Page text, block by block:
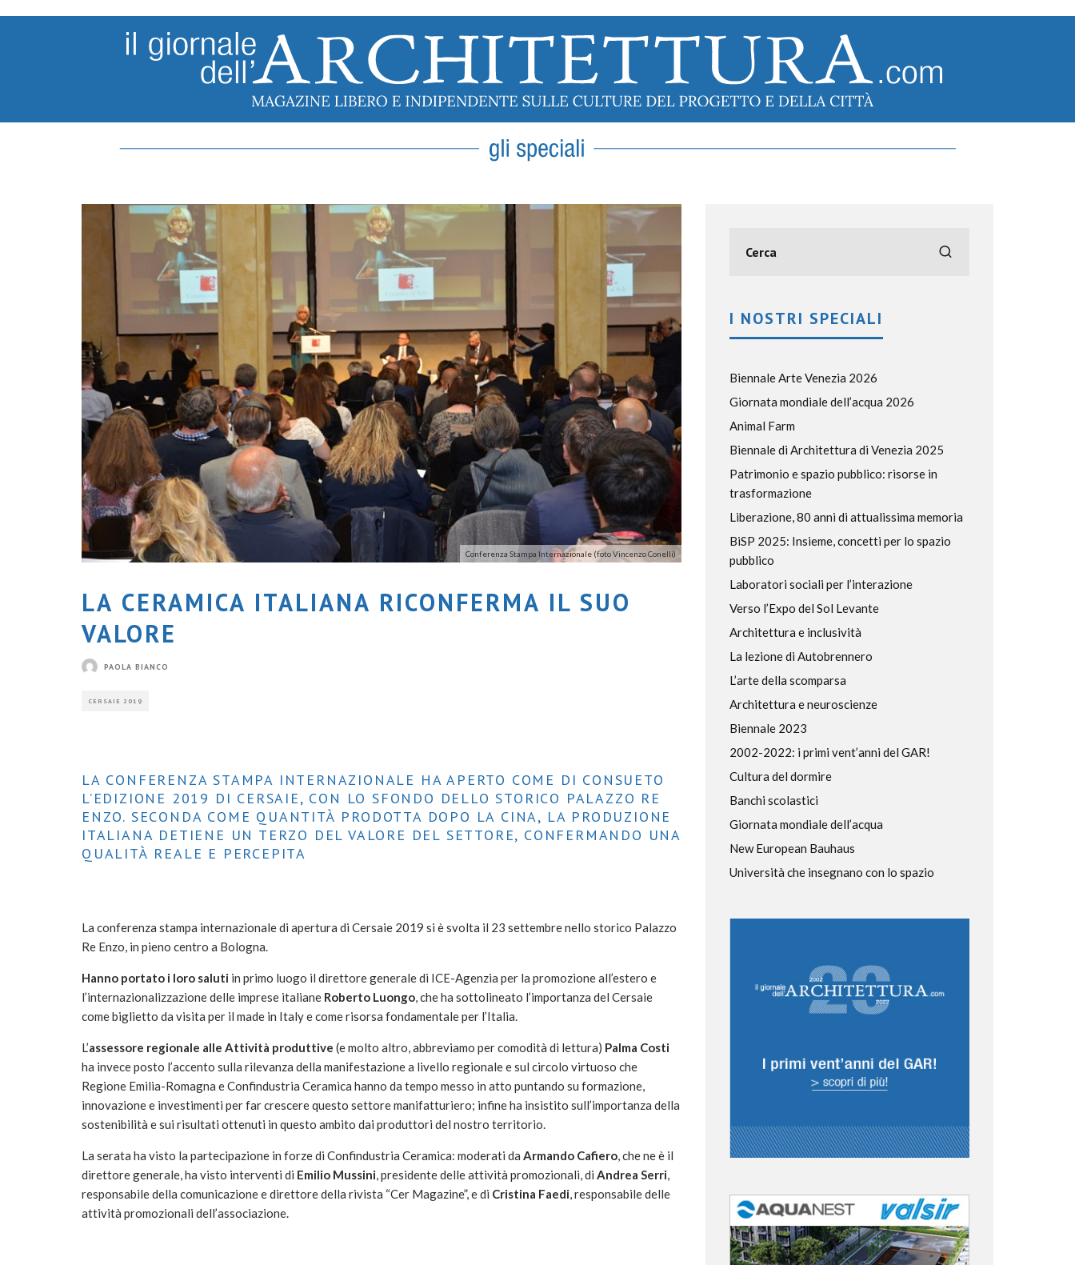
Conferenza Stampa Internazionale (foto Vincenzo Conelli)
LA CERAMICA ITALIANA RICONFERMA IL SUO
VALORE
PAOLA BIANCO
CERSAIE 2019
LA CONFERENZA STAMPA INTERNAZIONALE HA APERTO COME DI CONSUETO
L’EDIZIONE 2019 DI CERSAIE, CON LO SFONDO DELLO STORICO PALAZZO RE
ENZO. SECONDA COME QUANTITÀ PRODOTTA DOPO LA CINA, LA PRODUZIONE
ITALIANA DETIENE UN TERZO DEL VALORE DEL SETTORE, CONFERMANDO UNA
QUALITÀ REALE E PERCEPITA
La conferenza stampa internazionale di apertura di Cersaie 2019 si è svolta il 23 settembre nello storico Palazzo
Re Enzo, in pieno centro a Bologna.
Hanno portato i loro saluti in primo luogo il direttore generale di ICE-Agenzia per la promozione all’estero e
l’internazionalizzazione delle imprese italiane Roberto Luongo, che ha sottolineato l’importanza del Cersaie
come biglietto da visita per il made in Italy e come risorsa fondamentale per l’Italia.
L’assessore regionale alle Attività produttive (e molto altro, abbreviamo per comodità di lettura) Palma Costi
ha invece posto l’accento sulla rilevanza della manifestazione a livello regionale e sul circolo virtuoso che
Regione Emilia-Romagna e Confindustria Ceramica hanno da tempo messo in atto puntando su formazione,
innovazione e investimenti per far crescere questo settore manifatturiero; infine ha insistito sull’importanza della
sostenibilità e sui risultati ottenuti in questo ambito dai produttori del nostro territorio.
La serata ha visto la partecipazione in forze di Confindustria Ceramica: moderati da Armando Cafiero, che ne è il
direttore generale, ha visto interventi di Emilio Mussini, presidente delle attività promozionali, di Andrea Serri,
responsabile della comunicazione e direttore della rivista “Cer Magazine”, e di Cristina Faedi, responsabile delle
attività promozionali dell’associazione.
I NOSTRI SPECIALI
Biennale Arte Venezia 2026
Giornata mondiale dell’acqua 2026
Animal Farm
Biennale di Architettura di Venezia 2025
Patrimonio e spazio pubblico: risorse in
trasformazione
Liberazione, 80 anni di attualissima memoria
BiSP 2025: Insieme, concetti per lo spazio
pubblico
Laboratori sociali per l’interazione
Verso l’Expo del Sol Levante
Architettura e inclusività
La lezione di Autobrennero
L’arte della scomparsa
Architettura e neuroscienze
Biennale 2023
2002-2022: i primi vent’anni del GAR!
Cultura del dormire
Banchi scolastici
Giornata mondiale dell’acqua
New European Bauhaus
Università che insegnano con lo spazio